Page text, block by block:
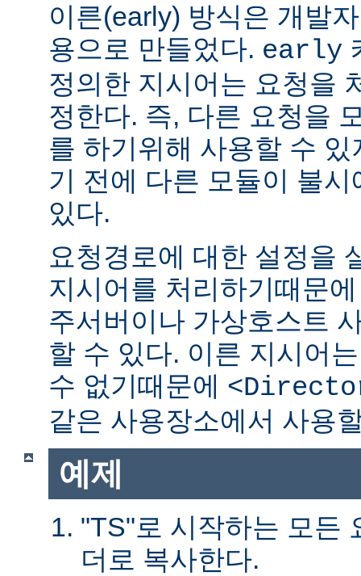
이른(early) 방식은 개발
용으로 만들었다. early
정의한 지시어는 요청을
정한다. 즉, 다른 요청을
를 하기위해 사용할 수
기 전에 다른 모듈이 불
있다.
요청경로에 대한 설정을
지시어를 처리하기때문
주서버이나 가상호스트
할 수 있다. 이른 지시어
수 없기때문에
같은 사용장소에서 사용
예제
"TS"로 시작하는 모든
더로 복사한다.